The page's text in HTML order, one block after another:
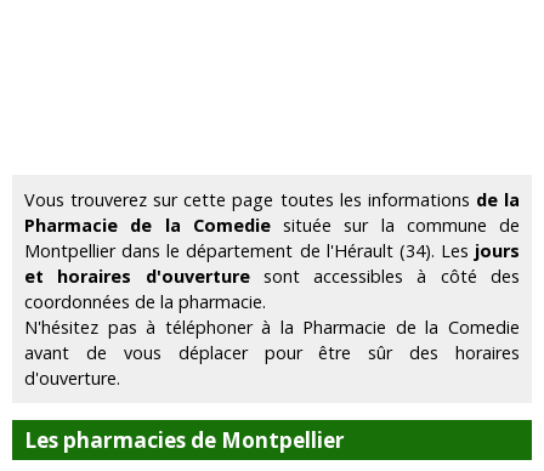
Vous trouverez sur cette page toutes les informations de la
Pharmacie de la Comediesituée sur la commune de
Montpellier dans le département de l'Hérault (34). Les jours
et horaires d'ouverturesont accessibles à côté des
coordonnées de la pharmacie.
N'hésitez pas à téléphoner à la Pharmacie de la Comedie
avant de vous déplacer pour être sûr des horaires
d'ouverture.
Les pharmacies de Montpellier